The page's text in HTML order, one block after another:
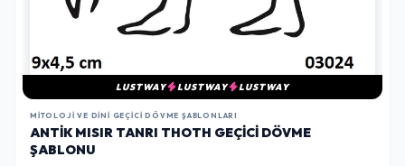
LUSTWAY LUSTWAY LUSTWAY
MITOLOJI VE DINI GEÇICI DÖVME ŞABLONLARI
ANTIK MISIR TANRI THOTH GEÇICI DÖVME
ŞABLONU